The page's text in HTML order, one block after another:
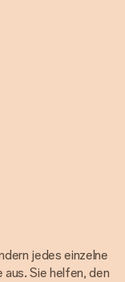
jedes einzelne
Sie helfen, den